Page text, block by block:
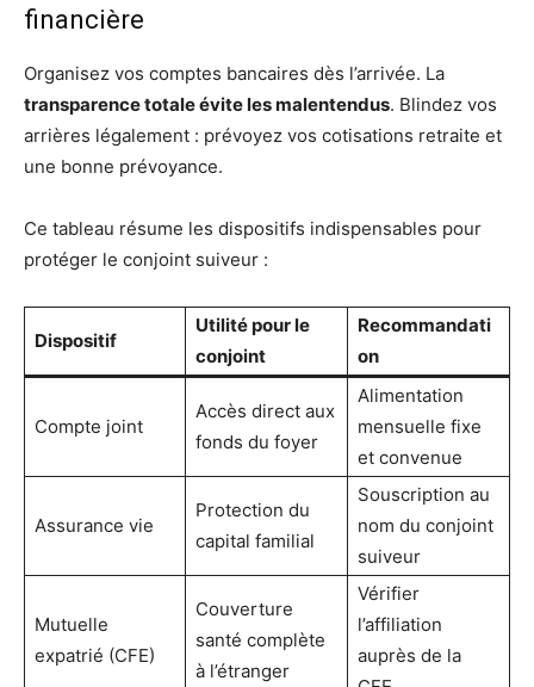
financière
Organisez vos comptes bancaires dès l’arrivée. La
transparence totale évite les malentendus. Blindez vos
arrières légalement : prévoyez vos cotisations retraite et
une bonne prévoyance.
Ce tableau résume les dispositifs indispensables pour
protéger le conjoint suiveur :
Dispositif
Utilité pour le
conjoint
Recommandati
on
Compte joint
Accès direct aux
fonds du foyer
Alimentation
mensuelle fixe
et convenue
Assurance vie
Protection du
capital familial
Souscription au
nom du conjoint
suiveur
Mutuelle
expatrié (CFE)
Couverture
santé complète
à l’étranger
Vérifier
l’affiliation
auprès de la